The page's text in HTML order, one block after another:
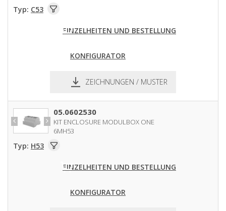
Typ: C53
EINZELHEITEN UND BESTELLUNG
KONFIGURATOR
ZEICHNUNGEN / MUSTER
05.0602530
KIT ENCLOSURE MODULBOX ONE
6MH53
Typ: H53
EINZELHEITEN UND BESTELLUNG
KONFIGURATOR